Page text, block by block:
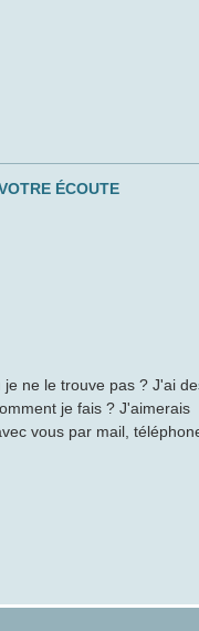
ÉCOUTE
ne le trouve pas ? J'ai
je fais ? J'aimerais
vous par mail,